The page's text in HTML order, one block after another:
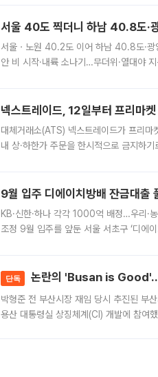
서울 40도 찍더니 하남 40.8도
서울ㆍ노원 40.2도 이어 하남 40.8도·
안 비 시작·내륙 소나기…무더위·열대야
넥스트레이드, 12일부터 프리마켓
대체거래소(ATS) 넥스트레이드가 프리
내 상·하한가 주문을 한시적으로 금지하
9월 입주 디에이치방배 잔금대
KB·신한·하나 각각 1000억 배정…우리·
조정 9월 입주를 앞둔 서울 서초구 ‘디에
단독 논란의 'Busan is
박형준 전 부산시장 재임 당시 추진된 부
용산 대통령실 상징체계(CI) 개발에 참여